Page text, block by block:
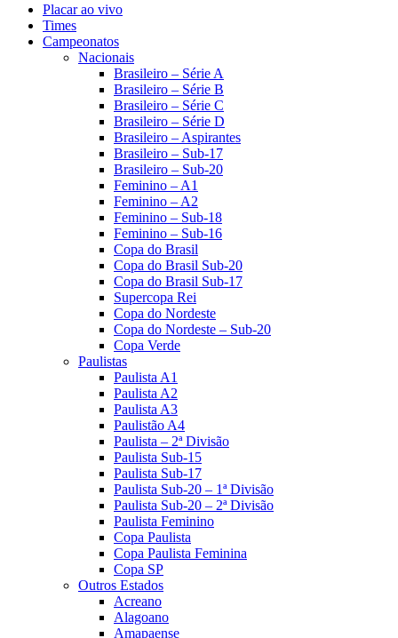
Placar ao vivo
Times
Campeonatos
Nacionais
Brasileiro – Série A
Brasileiro – Série B
Brasileiro – Série C
Brasileiro – Série D
Brasileiro – Aspirantes
Brasileiro – Sub-17
Brasileiro – Sub-20
Feminino – A1
Feminino – A2
Feminino – Sub-18
Feminino – Sub-16
Copa do Brasil
Copa do Brasil Sub-20
Copa do Brasil Sub-17
Supercopa Rei
Copa do Nordeste
Copa do Nordeste – Sub-20
Copa Verde
Paulistas
Paulista A1
Paulista A2
Paulista A3
Paulistão A4
Paulista – 2ª Divisão
Paulista Sub-15
Paulista Sub-17
Paulista Sub-20 – 1ª Divisão
Paulista Sub-20 – 2ª Divisão
Paulista Feminino
Copa Paulista
Copa Paulista Feminina
Copa SP
Outros Estados
Acreano
Alagoano
Amapaense